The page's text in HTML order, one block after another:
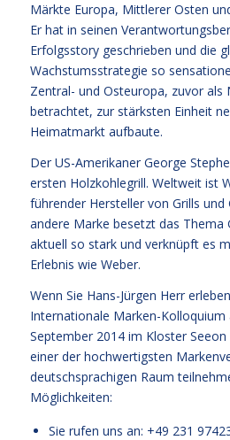
Märkte Europa, Mittlerer Osten
Er hat in seinen
Erfolgsstory geschrieben und die
Wachstumsstrategie so
Zentral- und Osteuropa, zuvor als
betrachtet, zur stärksten Einheit
Heimatmarkt aufbaute.
Der US-Amerikaner George
ersten Holzkohlegrill. Weltweit ist
führender Hersteller von Grills und
andere Marke besetzt das Thema
aktuell so stark und verknüpft es
Erlebnis wie Weber.
Wenn Sie Hans-Jürgen Herr
Internationale Marken-Kolloquium
September 2014 im Kloster
einer der hochwertigsten
deutschsprachigen Raum
Möglichkeiten:
Sie rufen uns an: +49 231